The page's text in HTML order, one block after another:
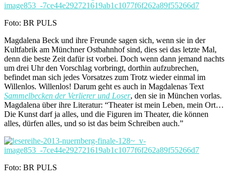
Foto: BR PULS
Magdalena Beck und ihre Freunde sagen sich, wenn sie in der
Kultfabrik am Münchner Ostbahnhof sind, dies sei das letzte Mal,
denn die beste Zeit dafür ist vorbei. Doch wenn dann jemand nachts
um drei Uhr den Vorschlag vorbringt, dorthin aufzubrechen,
befindet man sich jedes Vorsatzes zum Trotz wieder einmal im
Willenlos. Willenlos! Darum geht es auch in Magdalenas Text
Sammelbecken der Verlierer und Loser, den sie in München vorlas.
Magdalena über ihre Literatur: “Theater ist mein Leben, mein Ort…
Die Kunst darf ja alles, und die Figuren im Theater, die können
alles, dürfen alles, und so ist das beim Schreiben auch.”
Foto: BR PULS